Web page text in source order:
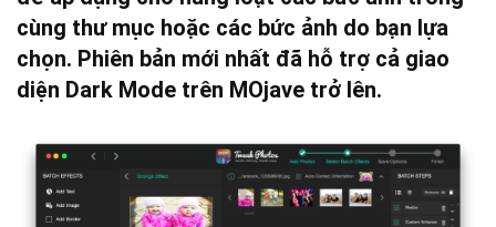
cùng thư mục hoặc các bức ảnh do bạn lựa
chọn. Phiên bản mới nhất đã hỗ trợ cả giao
diện Dark Mode trên MOjave trở lên.